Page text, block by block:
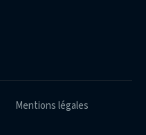
Mentions légales